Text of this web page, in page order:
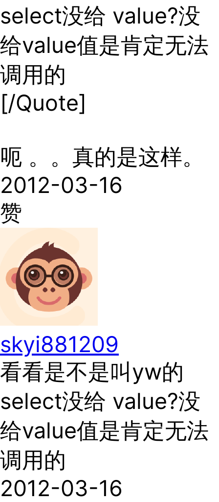
select没给 value?没
给value值是肯定无法
调用的
[/Quote]
呃 。。真的是这样。
2012-03-16
赞
skyi881209
看看是不是叫yw的
select没给 value?没
给value值是肯定无法
调用的
2012-03-16